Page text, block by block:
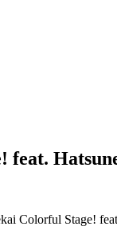
feat.
Colorful Stage!